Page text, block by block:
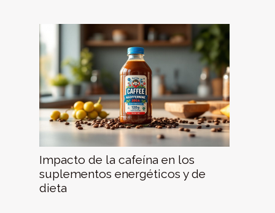
Impacto de la cafeína en los
suplementos energéticos y de
dieta